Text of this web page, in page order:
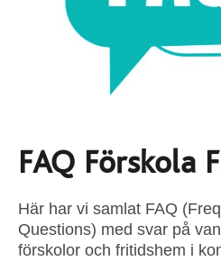
FAQ Förskola
Här har vi samlat FAQ
Questions) med svar på
förskolor och fritidshem i